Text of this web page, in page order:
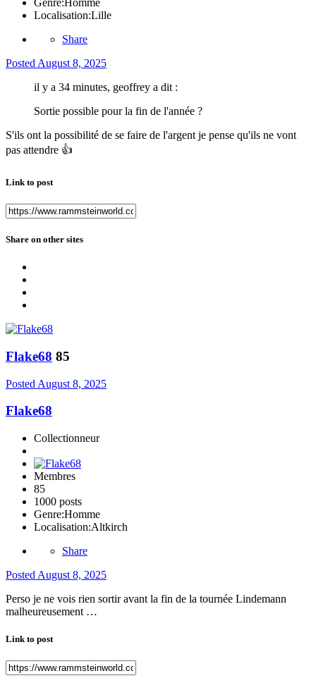
Genre:Homme
Localisation:Lille
Share
PostedAugust 8, 2025
il y a 34 minutes, geoffrey a dit :
Sortie possible pour la fin de l'année ?
S'ils ont la possibilité de se faire de l'argent je pense qu'ils ne vont
pas attendre 👍
Link to post
Share on other sites
Flake68 85
Posted August 8, 2025
Flake68
Collectionneur
Membres
85
1000 posts
Genre:Homme
Localisation:Altkirch
Share
Posted August 8, 2025
Perso je ne vois rien sortir avant la fin de la tournée Lindemann
malheureusement …
Link to post